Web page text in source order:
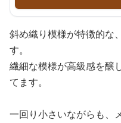
斜め織り模様が特徴的な
す。
繊細な模様が高級感を醸
てます。
一回り小さいながらも、